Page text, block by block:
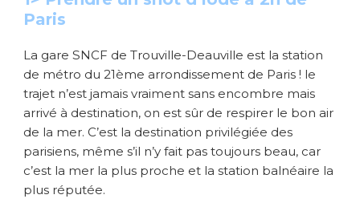
Paris
La gare SNCF de Trouville-Deauville est la station
de métro du 21ème arrondissement de Paris ! le
trajet n’est jamais vraiment sans encombre mais
arrivé à destination, on est sûr de respirer le bon air
de la mer. C’est la destination privilégiée des
parisiens, même s’il n’y fait pas toujours beau, car
c’est la mer la plus proche et la station balnéaire la
plus réputée.